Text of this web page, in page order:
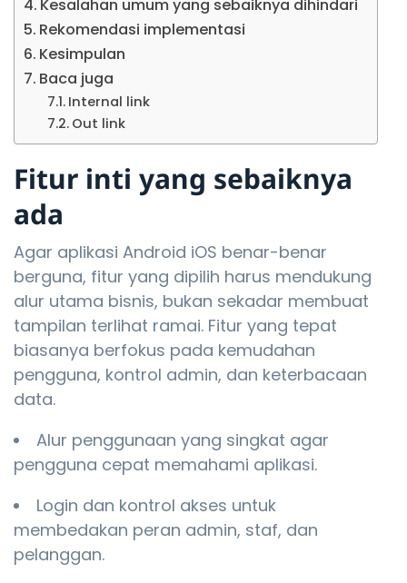
Kesalahan umum yang sebaiknya dihindari
Rekomendasi implementasi
Kesimpulan
Baca juga
Internal link
Out link
Fitur inti yang sebaiknya
ada
Agar aplikasi Android iOS benar-benar
berguna, fitur yang dipilih harus mendukung
alur utama bisnis, bukan sekadar membuat
tampilan terlihat ramai. Fitur yang tepat
biasanya berfokus pada kemudahan
pengguna, kontrol admin, dan keterbacaan
data.
Alur penggunaan yang singkat agar
pengguna cepat memahami aplikasi.
Login dan kontrol akses untuk
membedakan peran admin, staf, dan
pelanggan.